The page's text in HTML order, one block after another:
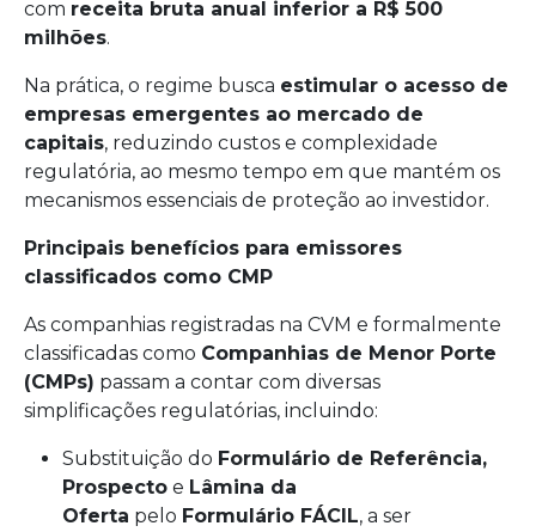
com receita bruta anual inferior a R$ 500
milhões.
Na prática, o regime busca estimular o acesso de
empresas emergentes ao mercado de
capitais, reduzindo custos e complexidade
regulatória, ao mesmo tempo em que mantém os
mecanismos essenciais de proteção ao investidor.
Principais benefícios para emissores
classificados como CMP
As companhias registradas na CVM e formalmente
classificadas como Companhias de Menor Porte
(CMPs) passam a contar com diversas
simplificações regulatórias, incluindo:
Substituição do Formulário de Referência,
Prospecto e Lâmina da
Oferta pelo Formulário FÁCIL, a ser